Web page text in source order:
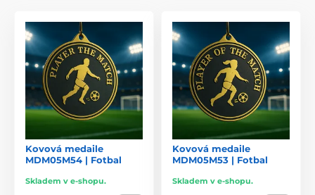
Kovová medaile
MDM05M54 | Fotbal
Skladem v e-shopu.
Kovová medaile
MDM05M53 | Fotbal
Skladem v e-shopu.